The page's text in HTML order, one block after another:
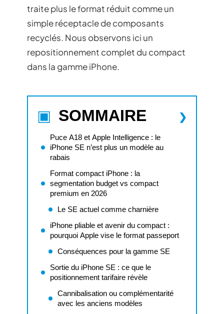
traite plus le format réduit comme un
simple réceptacle de composants
recyclés. Nous observons ici un
repositionnement complet du compact
dans la gamme iPhone.
SOMMAIRE
Puce A18 et Apple Intelligence : le
iPhone SE n’est plus un modèle au
rabais
Format compact iPhone : la
segmentation budget vs compact
premium en 2026
Le SE actuel comme charnière
iPhone pliable et avenir du compact :
pourquoi Apple vise le format passeport
Conséquences pour la gamme SE
Sortie du iPhone SE : ce que le
positionnement tarifaire révèle
Cannibalisation ou complémentarité
avec les anciens modèles